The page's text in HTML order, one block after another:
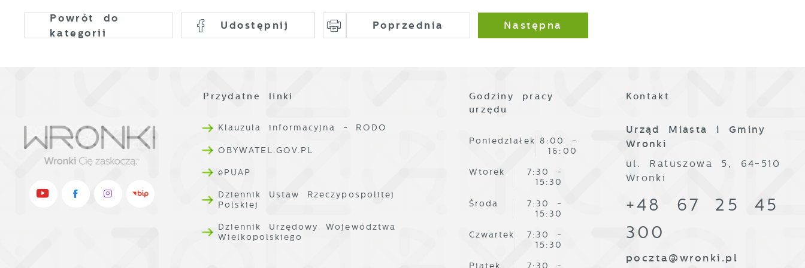
Powrót do
kategorii
Udostępnij Poprzednia Następna
Przydatne linki
Klauzula informacyjna - RODO
OBYWATEL.GOV.PL
ePUAP
Dziennik Ustaw Rzeczypospolitej
Polskiej
Dziennik Urzędowy Województwa
Wielkopolskiego
Godziny pracy
urzędu
Poniedziałek
8:00 -
16:00
Wtorek
7:30 -
15:30
Środa
7:30 -
15:30
Czwartek
7:30 -
15:30
Piątek 7:30 -
Kontakt
Urząd Miasta i Gminy
Wronki
ul. Ratuszowa 5, 64-510
Wronki
+48 67 25 45
300
poczta@wronki.pl